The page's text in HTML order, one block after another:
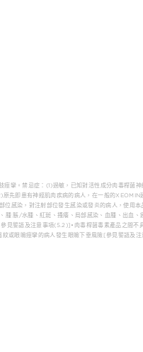
攣。禁忌症：(1)過敏，已知對活性成分肉毒桿菌
先即患有神經肌肉疾病的病人，在一般的
染，對注射部位發生感染或發炎的病人，使用
脹/水腫、紅斑、搔癢、局部感染、血腫、出血
見警語及注意事項(5.2)]•肉毒桿菌毒素產品之
或眼瞼痙攣的病人發生眼瞼下垂風險[參見警語